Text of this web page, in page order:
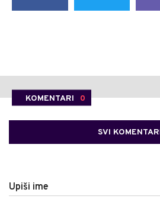
KOMENTARI 0
SVI
Upiši ime